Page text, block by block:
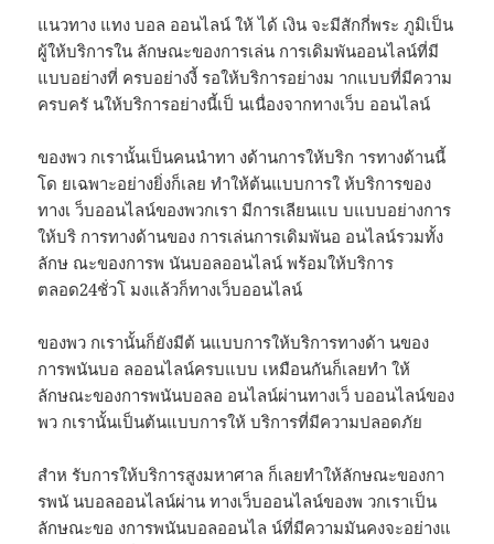
แนวทาง แทง บอล ออนไลน์ ให้ ได้ เงิน จะมีสักกี่พระ ภูมิเป็น
ผู้ให้บริการใน ลักษณะของการเล่น การเดิมพันออนไลน์ที่มี
แบบอย่างที่ ครบอย่างงี้ รอให้บริการอย่างม ากแบบที่มีความ
ครบครั นให้บริการอย่างนี้เป็ นเนื่องจากทางเว็บ ออนไลน์
ของพว กเรานั้นเป็นคนนำทา งด้านการให้บริก ารทางด้านนี้
โด ยเฉพาะอย่างยิ่งก็เลย ทำให้ต้นแบบการใ ห้บริการของ
ทางเ ว็บออนไลน์ของพวกเรา มีการเลียนแบ บแบบอย่างการ
ให้บริ การทางด้านของ การเล่นการเดิมพันอ อนไลน์รวมทั้ง
ลักษ ณะของการพ นันบอลออนไลน์ พร้อมให้บริการ
ตลอด24ชั่วโ มงแล้วก็ทางเว็บออนไลน์
ของพว กเรานั้นก็ยังมีต้ นแบบการให้บริการทางด้า นของ
การพนันบอ ลออนไลน์ครบแบบ เหมือนกันก็เลยทำ ให้
ลักษณะของการพนันบอลอ อนไลน์ผ่านทางเว็ บออนไลน์ของ
พว กเรานั้นเป็นต้นแบบการให้ บริการที่มีความปลอดภัย
สำห รับการให้บริการสูงมหาศาล ก็เลยทำให้ลักษณะของกา
รพนั นบอลออนไลน์ผ่าน ทางเว็บออนไลน์ของพ วกเราเป็น
ลักษณะขอ งการพนันบอลออนไล น์ที่มีความมันคงจะอย่างแ